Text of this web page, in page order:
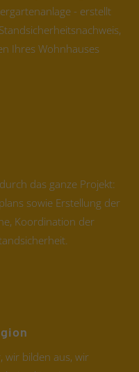
- erstellt
Ihres Wohnhauses
das ganze Projekt:
sowie Erstellung der
Koordination der
wir bilden aus, wir